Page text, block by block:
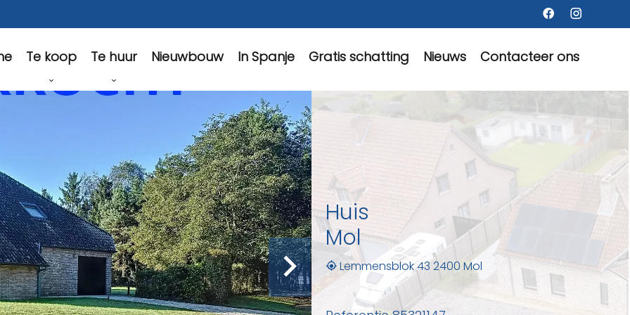
Te koop Te huur Nieuwbouw In Spanje Gratis schatting Nieuws Contacteer ons
Huis
Mol
Lemmensblok 43 2400 Mol